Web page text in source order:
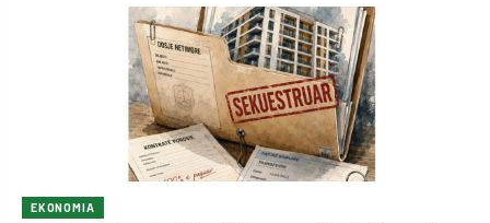
EKONOMIA